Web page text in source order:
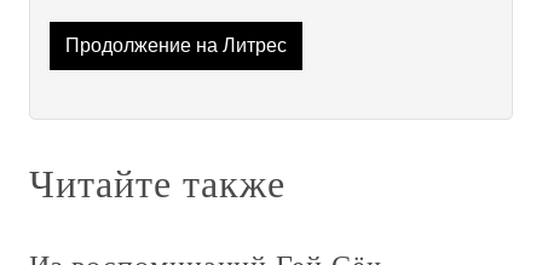
Продолжение на Литрес
Читайте также